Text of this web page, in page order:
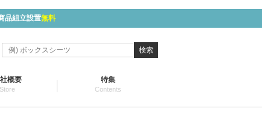
品組立設置無料
検索
概要
Store
特集
Contents